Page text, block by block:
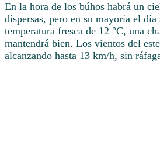
En la hora de los búhos habrá un
dispersas, pero en su mayoría el
temperatura fresca de 12 °C, una
mantendrá bien. Los vientos del
alcanzando hasta 13 km/h, sin